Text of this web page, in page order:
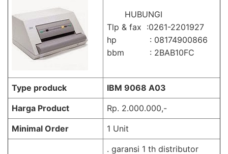
HUBUNGI
Tlp & fax :0261-2201927
hp : 08174900866
bbm : 2BAB10FC
Type produck
IBM 9068 A03
Harga Product
Rp. 2.000.000,-
Minimal Order
1 Unit
. garansi 1 th distributor